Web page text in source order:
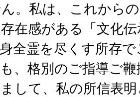
。私は、これから
在感がある「文化
全霊を尽くす所存
、格別のご指導ご
して、私の所信表